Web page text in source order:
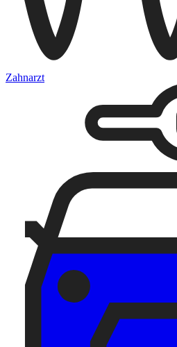
Zahnarzt